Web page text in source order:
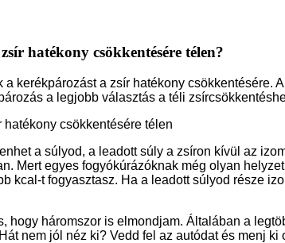
hatékony csökkentésére télen?
kerékpározást a zsír hatékony
a legjobb választás a téli
a súlyod, a leadott súly a zsíron kívül az
Mert egyes fogyókúrázóknak még olyan
kcal-t fogyasztasz. Ha a leadott súlyod része
hogy háromszor is elmondjam. Általában a
nem jól néz ki? Vedd fel az autódat és menj ki